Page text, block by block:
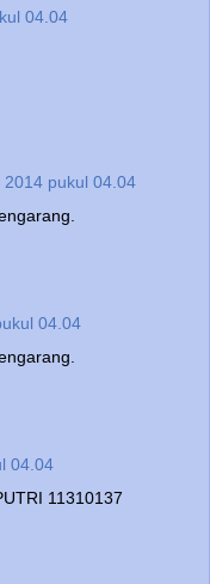
04.04
2014 pukul 04.04
04.04
04.04
11310137